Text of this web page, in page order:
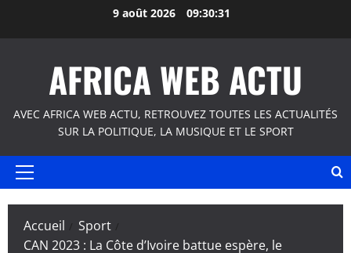
9 août 2026 09:30:32
AFRICA WEB ACTU
AVEC AFRICA WEB ACTU, RETROUVEZ TOUTES LES ACTUALITÉS
SUR LA POLITIQUE, LA MUSIQUE ET LE SPORT
Menu
Accueil
Sport
CAN 2023 : La Côte d’Ivoire battue espère, le